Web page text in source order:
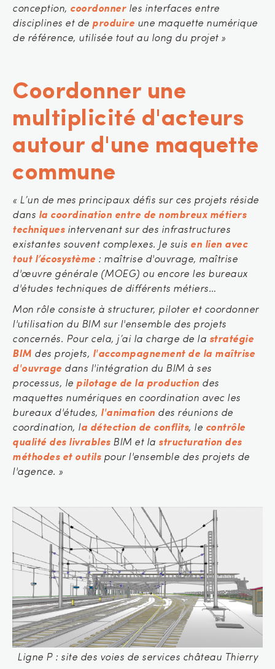
conception, coordonner les interfaces entre
disciplines et de produire une maquette numérique
de référence, utilisée tout au long du projet »
Coordonner une
multiplicité d'acteurs
autour d'une maquette
commune
« L’un de mes principaux défis sur ces projets réside
dans la coordination entre de nombreux métiers
techniquesintervenant sur des infrastructures
existantes souvent complexes. Je suis en lien avec
tout l’écosystème : maîtrise d'ouvrage, maîtrise
d'œuvre générale (MOEG) ou encore les bureaux
d'études techniques de différents métiers…
Mon rôle consiste à structurer, piloter et coordonner
l'utilisation du BIM sur l'ensemble des projets
concernés. Pour cela, j’ai la charge de la stratégie
BIM des projets, l'accompagnement de la maîtrise
d'ouvrage dans l'intégration du BIM à ses
processus, le pilotage de la production des
maquettes numériques en coordination avec les
bureaux d'études, l'animation des réunions de
coordination, la détection de conflits, le contrôle
qualité des livrablesBIM et la structuration des
méthodes et outilspour l'ensemble des projets de
l'agence. »
Ligne P : site des voies de services château Thierry